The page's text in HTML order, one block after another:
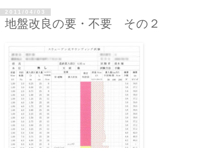
2011/04/03
地盤改良の要・不要 その２